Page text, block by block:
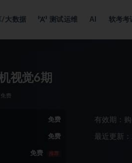
/大数据 测试运维 AI 软考考
视觉6期
免费
免费
免费
免费 推荐
有效期：
最近更新